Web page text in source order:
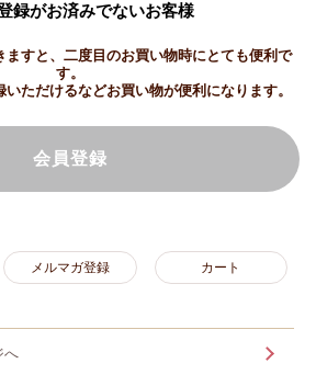
録がお済みでないお客様
ますと、二度目のお買い物時にとても便利で
す。
ただけるなどお買い物が便利になります。
会員登録
メルマガ登録 カート
へ